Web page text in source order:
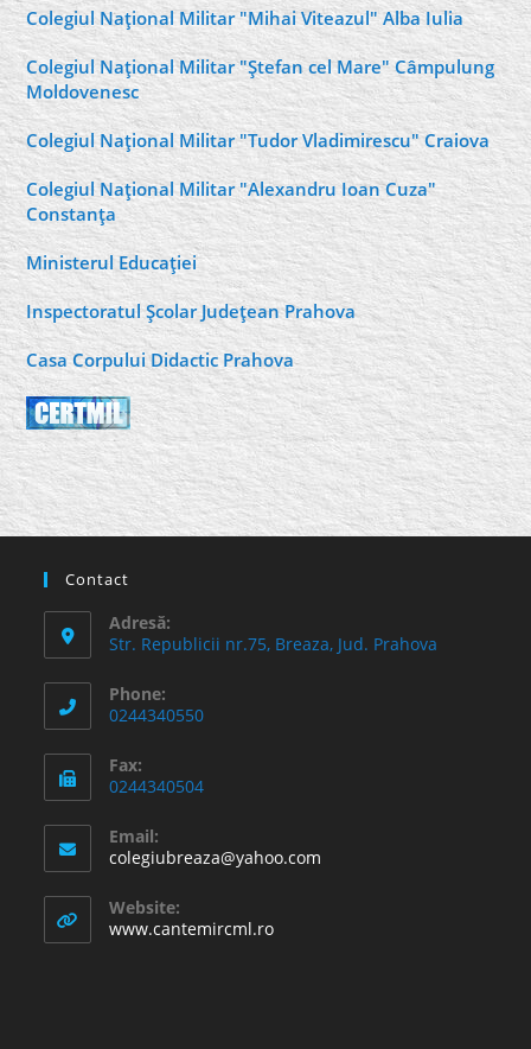
Colegiul Naţional Militar "Mihai Viteazul" Alba Iulia
Colegiul Naţional Militar "Ştefan cel Mare" Câmpulung
Moldovenesc
Colegiul Naţional Militar "Tudor Vladimirescu" Craiova
Colegiul Naţional Militar "Alexandru Ioan Cuza"
Constanţa
Ministerul Educaţiei
Inspectoratul Şcolar Judeţean Prahova
Casa Corpului Didactic Prahova
Contact
Adresă:
Str. Republicii nr.75, Breaza, Jud. Prahova
Phone:
0244340550
Fax:
0244340504
Email:
colegiubreaza@yahoo.com
Website:
www.cantemircml.ro